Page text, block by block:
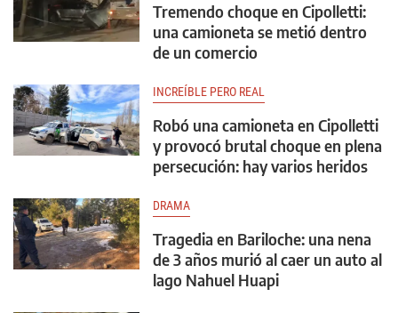
Tremendo choque en Cipolletti:
una camioneta se metió dentro
de un comercio
INCREÍBLE PERO REAL
Robó una camioneta en Cipolletti
y provocó brutal choque en plena
persecución: hay varios heridos
DRAMA
Tragedia en Bariloche: una nena
de 3 años murió al caer un auto al
lago Nahuel Huapi